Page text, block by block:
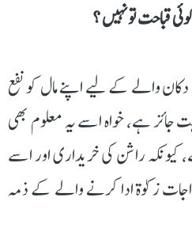
قباحت تو نہیں ؟
والے کے لیے اپنے مال کو نفع
جائز ہے، خواہ اسے یہ معلوم بھی
کیونکہ راشن کی خریداری اور اسے
زکوٰۃ ادا کرنے والے کے ذمہ